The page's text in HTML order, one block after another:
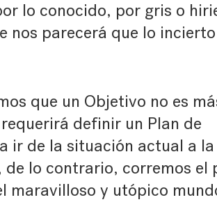
lo conocido, por gris o
nos parecerá que lo incierto
que un Objetivo no es
definir un Plan de
ir de la situación actual a la
lo contrario, corremos el
maravilloso y utópico